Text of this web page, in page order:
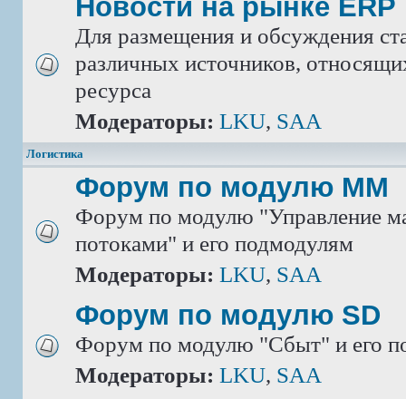
Новости на рынке ERP
Для размещения и обсуждения
различных источников,
ресурса
Модераторы: LKU, SAA
Логистика
Форум по модулю ММ
Форум по модулю "Управление
потоками" и его подмодулям
Модераторы: LKU, SAA
Форум по модулю SD
Форум по модулю "Сбыт" и его
Модераторы: LKU, SAA